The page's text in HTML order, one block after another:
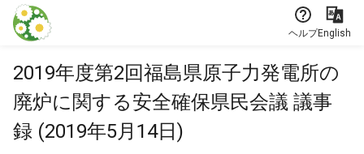
本文に飛ぶ
ヘルプEnglish
2019年度第2回福島県原子力発電所の
廃炉に関する安全確保県民会議 議事
録 (2019年5月14日)